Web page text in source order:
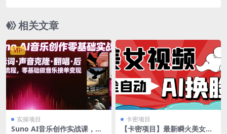
相关文章
VIP
实操项目
Suno AI音乐创作实战课，提
卡密项目
【卡密项目】最新瞬火美女视